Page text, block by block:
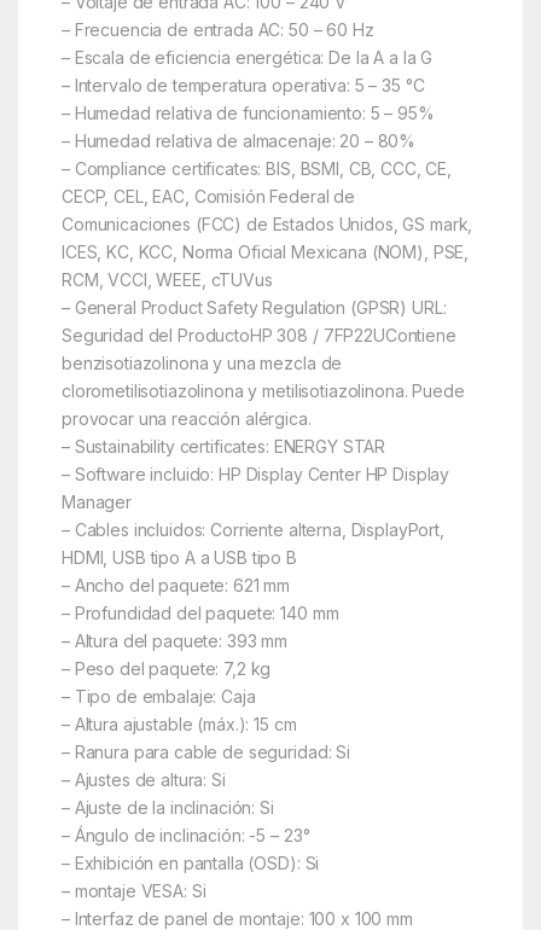
– Frecuencia de entrada AC: 50 – 60 Hz
– Escala de eficiencia energética: De la A a la G
– Intervalo de temperatura operativa: 5 – 35 °C
– Humedad relativa de funcionamiento: 5 – 95%
– Humedad relativa de almacenaje: 20 – 80%
– Compliance certificates: BIS, BSMI, CB, CCC, CE,
CECP, CEL, EAC, Comisión Federal de
Comunicaciones (FCC) de Estados Unidos, GS mark,
ICES, KC, KCC, Norma Oficial Mexicana (NOM), PSE,
RCM, VCCI, WEEE, cTUVus
– General Product Safety Regulation (GPSR) URL:
Seguridad del ProductoHP 308 / 7FP22UContiene
benzisotiazolinona y una mezcla de
clorometilisotiazolinona y metilisotiazolinona. Puede
provocar una reacción alérgica.
– Sustainability certificates: ENERGY STAR
– Software incluido: HP Display Center HP Display
Manager
– Cables incluidos: Corriente alterna, DisplayPort,
HDMI, USB tipo A a USB tipo B
– Ancho del paquete: 621 mm
– Profundidad del paquete: 140 mm
– Altura del paquete: 393 mm
– Peso del paquete: 7,2 kg
– Tipo de embalaje: Caja
– Altura ajustable (máx.): 15 cm
– Ranura para cable de seguridad: Si
– Ajustes de altura: Si
– Ajuste de la inclinación: Si
– Ángulo de inclinación: -5 – 23°
– Exhibición en pantalla (OSD): Si
– montaje VESA: Si
– Interfaz de panel de montaje: 100 x 100 mm